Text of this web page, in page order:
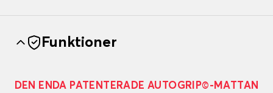
Funktioner
DEN ENDA PATENTERADE AUTOGRIP©-MATTAN